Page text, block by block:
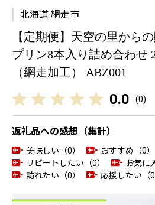
北海道 網走市
【定期便】天空の里から
プリン8本入り詰め合わせ
（網走加工） ABZ001
0.0 (0)
返礼品への感想（集計）
美味しい（0）
おすすめ（0）
リピートしたい（0）
お気に
訪れたい（0）
応援したい（0